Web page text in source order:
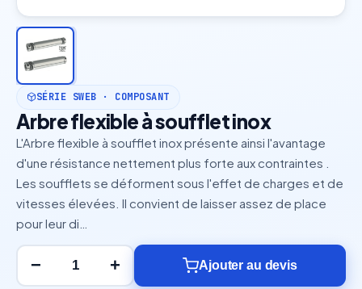
SÉRIE SWEB · COMPOSANT
Arbre flexible à soufflet inox
L'Arbre flexible à soufflet inox présente ainsi l'avantage
d'une résistance nettement plus forte aux contraintes .
Les soufflets se déforment sous l'effet de charges et de
vitesses élevées. Il convient de laisser assez de place
pour leur di…
− + Ajouter au devis